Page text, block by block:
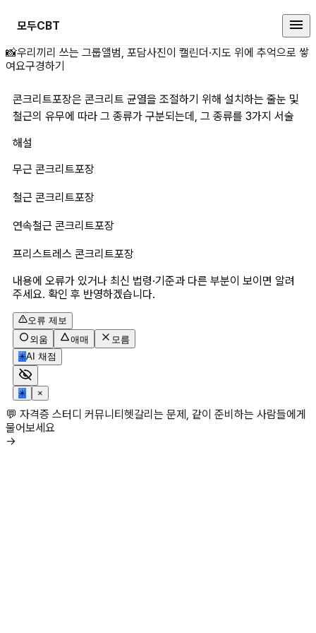
모두CBT
콘크리트포장은 콘크리트 균열을
📸우리끼리 쓰는 그룹앨범, 포담사진이 캘린더·지도 위에 추억으로 쌓
여요구경하기
콘크리트포장은 콘크리트 균열을 조절하기 위해 설치하는 줄눈 및
철근의 유무에 따라 그 종류가 구분되는데, 그 종류를 3가지 서술
해설
무근 콘크리트포장
철근 콘크리트포장
연속철근 콘크리트포장
프리스트레스 콘크리트포장
내용에 오류가 있거나 최신 법령·기준과 다른 부분이 보이면 알려
주세요. 확인 후 반영하겠습니다.
오류 제보
외움
애매
모름
✳AI 채점
✳ ×
💬 자격증 스터디 커뮤니티헷갈리는 문제, 같이 준비하는 사람들에게
물어보세요
→